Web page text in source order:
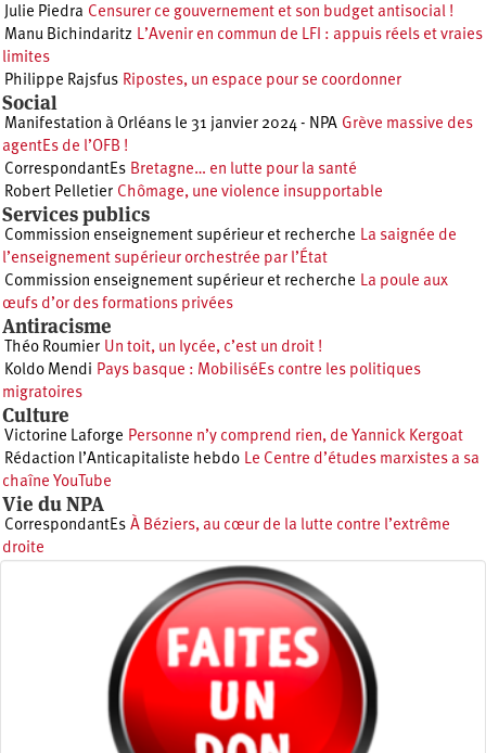
Julie Piedra Censurer ce gouvernement et son budget antisocial !
Manu Bichindaritz L’Avenir en commun de LFI : appuis réels et vraies
limites
Philippe Rajsfus Ripostes, un espace pour se coordonner
Social
Manifestation à Orléans le 31 janvier 2024 - NPA Grève massive des
agentEs de l’OFB !
CorrespondantEs Bretagne… en lutte pour la santé
Robert Pelletier Chômage, une violence insupportable
Services publics
Commission enseignement supérieur et recherche La saignée de
l’enseignement supérieur orchestrée par l’État
Commission enseignement supérieur et recherche La poule aux
œufs d’or des formations privées
Antiracisme
Théo Roumier Un toit, un lycée, c’est un droit !
Koldo Mendi Pays basque : MobiliséEs contre les politiques
migratoires
Culture
Victorine Laforge Personne n’y comprend rien, de Yannick Kergoat
Rédaction l’Anticapitaliste hebdo Le Centre d’études marxistes a sa
chaîne YouTube
Vie du NPA
CorrespondantEs À Béziers, au cœur de la lutte contre l’extrême
droite